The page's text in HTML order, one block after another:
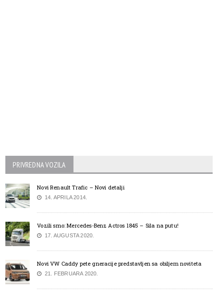
PRIVREDNA VOZILA
Novi Renault Trafic – Novi detalji
14. APRILA 2014.
Vozili smo: Mercedes-Benz Actros 1845 – Sila na putu!
17. AUGUSTA 2020.
Novi VW Caddy pete gneracije predstavljen sa obiljem noviteta
21. FEBRUARA 2020.